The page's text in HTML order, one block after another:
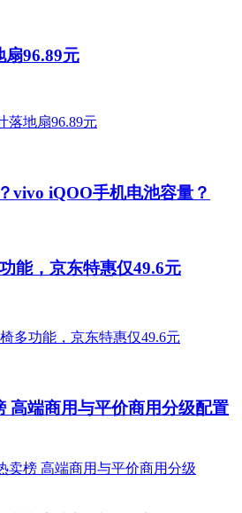
扇96.89元
vivo iQOO手机电池容量？
能，京东特惠仅49.6元
高端商用与平价商用分级配置